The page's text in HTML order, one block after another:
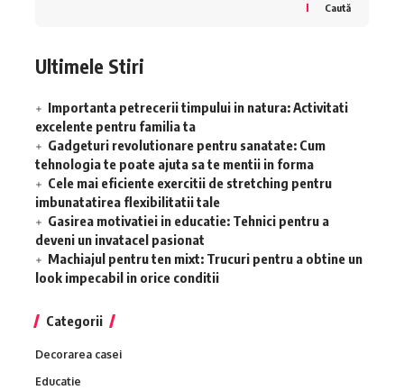
Caută
Ultimele Stiri
Importanta petrecerii timpului in natura: Activitati
excelente pentru familia ta
Gadgeturi revolutionare pentru sanatate: Cum
tehnologia te poate ajuta sa te mentii in forma
Cele mai eficiente exercitii de stretching pentru
imbunatatirea flexibilitatii tale
Gasirea motivatiei in educatie: Tehnici pentru a
deveni un invatacel pasionat
Machiajul pentru ten mixt: Trucuri pentru a obtine un
look impecabil in orice conditii
Categorii
Decorarea casei
Educatie